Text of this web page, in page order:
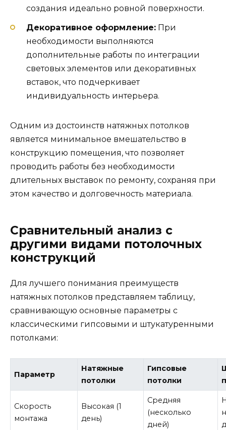
создания идеально ровной поверхности.
Декоративное оформление: При
необходимости выполняются
дополнительные работы по интеграции
световых элементов или декоративных
вставок, что подчеркивает
индивидуальность интерьера.
Одним из достоинств натяжных потолков
является минимальное вмешательство в
конструкцию помещения, что позволяет
проводить работы без необходимости
длительных выставок по ремонту, сохраняя при
этом качество и долговечность материала.
Сравнительный анализ с
другими видами потолочных
конструкций
Для лучшего понимания преимуществ
натяжных потолков представляем таблицу,
сравнивающую основные параметры с
классическими гипсовыми и штукатуренными
потолками:
Параметр
Натяжные
потолки
Гипсовые
потолки
Скорость
монтажа
Высокая (1
день)
Средняя
(несколько
дней)